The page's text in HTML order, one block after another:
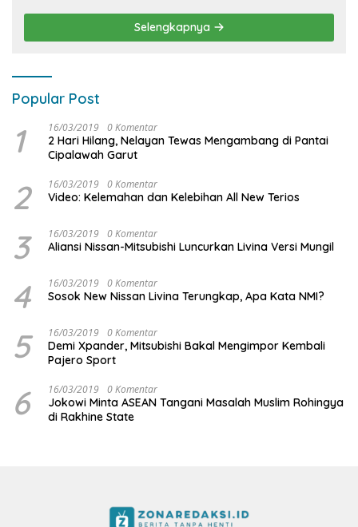
Selengkapnya
Popular Post
1 16/03/2019 0 Komentar
2 Hari Hilang, Nelayan Tewas Mengambang di Pantai
Cipalawah Garut
2 16/03/2019 0 Komentar
Video: Kelemahan dan Kelebihan All New Terios
3 16/03/2019 0 Komentar
Aliansi Nissan-Mitsubishi Luncurkan Livina Versi Mungil
4 16/03/2019 0 Komentar
Sosok New Nissan Livina Terungkap, Apa Kata NMI?
5 16/03/2019 0 Komentar
Demi Xpander, Mitsubishi Bakal Mengimpor Kembali
Pajero Sport
6 16/03/2019 0 Komentar
Jokowi Minta ASEAN Tangani Masalah Muslim Rohingya
di Rakhine State